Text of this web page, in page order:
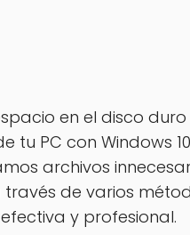
en el disco
tu PC con Windows
archivos
de varios
y profesional.